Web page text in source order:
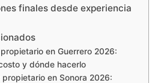
finales desde experiencia
en Guerrero 2026:
y dónde hacerlo
en Sonora 2026: